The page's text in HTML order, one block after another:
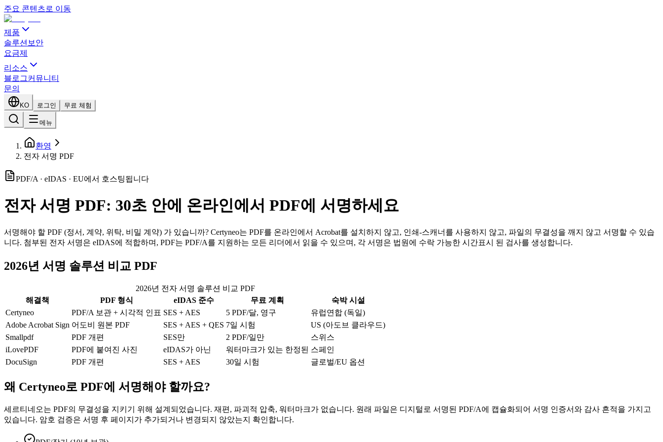
주요 콘텐츠로 이동
제품
솔루션 보안
요금제
리소스
블로그커뮤니티
문의
KO 로그인 무료 체험
메뉴
환영
전자 서명 PDF
PDF/A · eIDAS · EU에서 호스팅됩니다
전자 서명 PDF: 30초 안에 온라인에서 PDF에 서명하세요
서명해야 할 PDF (정서, 계약, 위탁, 비밀 계약) 가 있습니까? Certyneo는 PDF를 온라인에서 Acrobat를 설치하지 않고, 인쇄-스캐너를 사용하지 않고, 파일의 무결성을 깨지 않고 서명할 수 있습
니다. 첨부된 전자 서명은 eIDAS에 적합하며, PDF는 PDF/A를 지원하는 모든 리더에서 읽을 수 있으며, 각 서명은 법원에 수락 가능한 시간표시 된 검사를 생성합니다.
2026년 서명 솔루션 비교 PDF
2026년 전자 서명 솔루션 비교 PDF
해결책
PDF 형식 eIDAS 준수 무료 계획
숙박 시설
Certyneo
PDF/A 보관 + 시각적 인표 SES + AES 5 PDF/달, 영구
유럽연합 (독일)
Adobe Acrobat Sign 어도비 원본 PDF SES + AES + QES 7일 시험
US (아도브 클라우드)
Smallpdf
PDF 개편 SES만 2 PDF/일만
스위스
iLovePDF
PDF에 붙여진 사진 eIDAS가 아닌 워터마크가 있는 한정된 스페인
DocuSign
PDF 개편 SES + AES 30일 시험 글로벌/EU 옵션
왜 Certyneo로 PDF에 서명해야 할까요?
세르티네오는 PDF의 무결성을 지키기 위해 설계되었습니다. 재편, 파괴적 압축, 워터마크가 없습니다. 원래 파일은 디지털로 서명된 PDF/A에 캡슐화되어 서명 인증서와 감사 흔적을 가지고
있습니다. 암호 검증은 서명 후 페이지가 추가되거나 변경되지 않았는지 확인합니다.